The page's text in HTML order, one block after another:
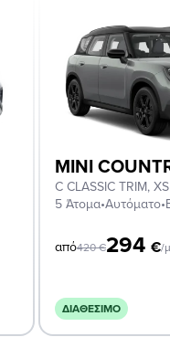
MINI
5 Άτομα•Αυτόματο•
από420€294 €/
ΔΙΑΘΈΣΙΜΟ